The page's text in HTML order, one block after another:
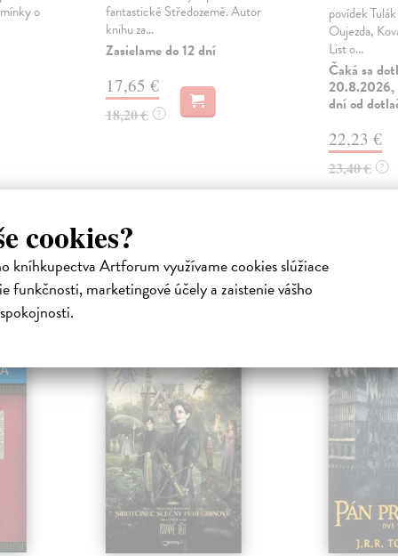
cookies?
kníhkupectva Artforum využívame cookies slúžiace
funkčnosti, marketingové účely a zaistenie vášho
o
fantastické Středozemě. Autor
knihu za...
Zasielame do 12 dní
17,65 €
18,20 € ?
povídek
Oujezda,
List o...
Čaká sa
20.8.2026,
dní od
22,23 €
23,40 € ?
s podobným vkusom si